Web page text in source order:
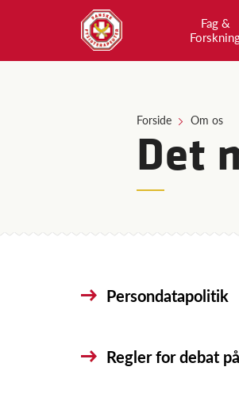
Fag &
Forside Om os
Det
Persondatapolitik
Regler for debat